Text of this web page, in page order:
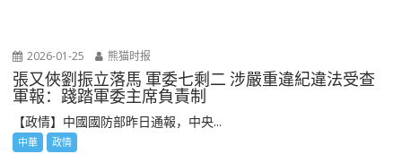
2026-01-25 熊猫时报
張又俠劉振立落馬 軍委七剩二 涉嚴重違紀違法受查
軍報：踐踏軍委主席負責制
【政情】中國國防部昨日通報，中央...
中華 政情